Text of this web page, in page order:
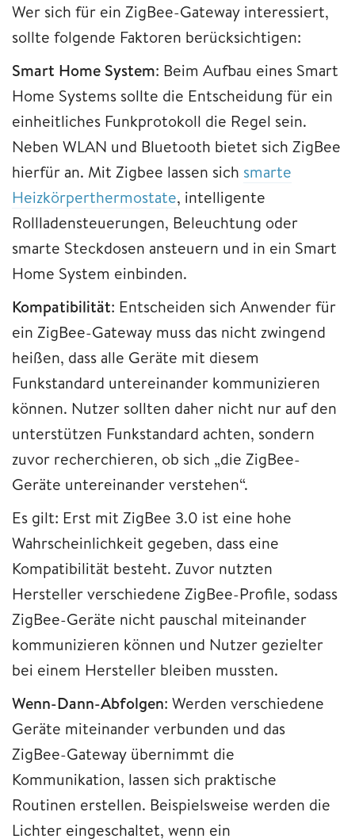
Wer sich für ein ZigBee-Gateway interessiert,
sollte folgende Faktoren berücksichtigen:
Smart Home System: Beim Aufbau eines Smart
Home Systems sollte die Entscheidung für ein
einheitliches Funkprotokoll die Regel sein.
Neben WLAN und Bluetooth bietet sich ZigBee
hierfür an. Mit Zigbee lassen sich smarte
Heizkörperthermostate, intelligente
Rollladensteuerungen, Beleuchtung oder
smarte Steckdosen ansteuern und in ein Smart
Home System einbinden.
Kompatibilität: Entscheiden sich Anwender für
ein ZigBee-Gateway muss das nicht zwingend
heißen, dass alle Geräte mit diesem
Funkstandard untereinander kommunizieren
können. Nutzer sollten daher nicht nur auf den
unterstützen Funkstandard achten, sondern
zuvor recherchieren, ob sich „die ZigBee-
Geräte untereinander verstehen“.
Es gilt: Erst mit ZigBee 3.0 ist eine hohe
Wahrscheinlichkeit gegeben, dass eine
Kompatibilität besteht. Zuvor nutzten
Hersteller verschiedene ZigBee-Profile, sodass
ZigBee-Geräte nicht pauschal miteinander
kommunizieren können und Nutzer gezielter
bei einem Hersteller bleiben mussten.
Wenn-Dann-Abfolgen: Werden verschiedene
Geräte miteinander verbunden und das
ZigBee-Gateway übernimmt die
Kommunikation, lassen sich praktische
Routinen erstellen. Beispielsweise werden die
Lichter eingeschaltet, wenn ein